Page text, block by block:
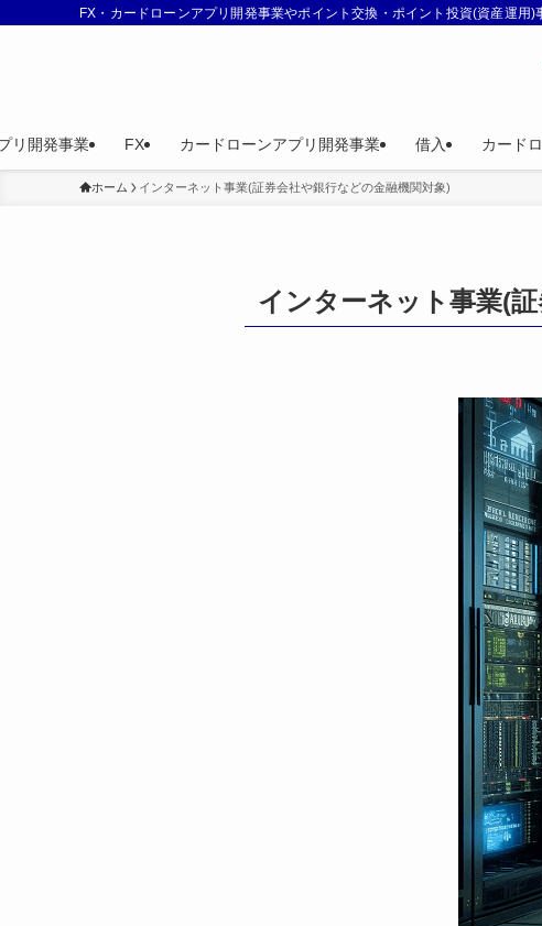
FX・カードローンアプリ開発事業やポイント交換・ポイント投資(資産運用)
リ開発事業 FX カードローンアプリ開発事業 借入 カード
ホーム インターネット事業(証券会社や銀行などの金融機関対象)
インターネット事業(